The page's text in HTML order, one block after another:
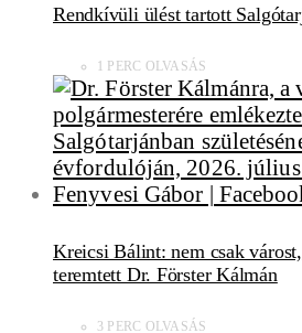
Rendkívüli ülést tartott
1 PERC OLVASÁS
Kreicsi Bálint: nem csak
teremtett Dr. Förster Kálmán
3 PERC OLVASÁS